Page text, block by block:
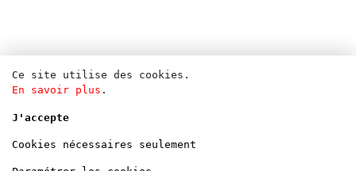
Ce site utilise des cookies.
En savoir plus .
J'accepte
Cookies nécessaires seulement